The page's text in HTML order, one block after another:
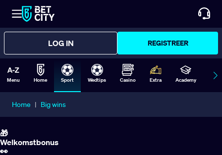
LOG IN REGISTREER
Menu Home Sport Wedtips Casino Extra Academy
Home | Big wins